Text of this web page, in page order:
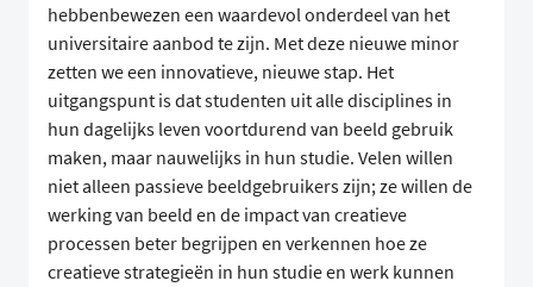
hebbenbewezen een waardevol onderdeel van het
universitaire aanbod te zijn. Met deze nieuwe minor
zetten we een innovatieve, nieuwe stap. Het
uitgangspunt is dat studenten uit alle disciplines in
hun dagelijks leven voortdurend van beeld gebruik
maken, maar nauwelijks in hun studie. Velen willen
niet alleen passieve beeldgebruikers zijn; ze willen de
werking van beeld en de impact van creatieve
processen beter begrijpen en verkennen hoe ze
creatieve strategieën in hun studie en werk kunnen